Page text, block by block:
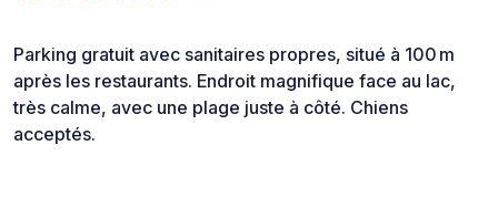
Parking gratuit avec sanitaires propres, situé à 100 m
après les restaurants. Endroit magnifique face au lac,
très calme, avec une plage juste à côté. Chiens
acceptés.